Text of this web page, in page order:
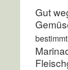
Gut